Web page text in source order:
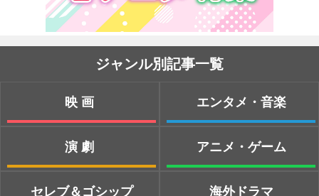
ジャンル別記事一覧
映画
演劇
セレブ＆ゴシップ
エンタメ・音楽
アニメ・ゲーム
海外ドラマ